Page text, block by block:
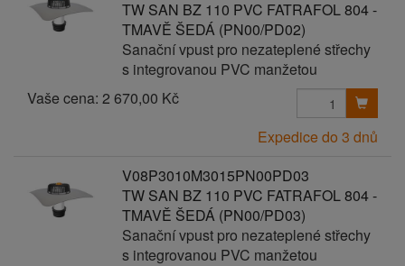
TW SAN BZ 110 PVC FATRAFOL 804 -
TMAVĚ ŠEDÁ (PN00/PD02)
Sanační vpust pro nezateplené střechy
s integrovanou PVC manžetou
Vaše cena: 2 670,00 Kč
Expedice do 3 dnů
V08P3010M3015PN00PD03
TW SAN BZ 110 PVC FATRAFOL 804 -
TMAVĚ ŠEDÁ (PN00/PD03)
Sanační vpust pro nezateplené střechy
s integrovanou PVC manžetou